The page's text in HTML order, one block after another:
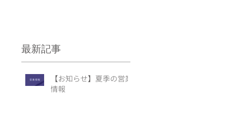
最新記事
【お知らせ】夏季の営業
情報